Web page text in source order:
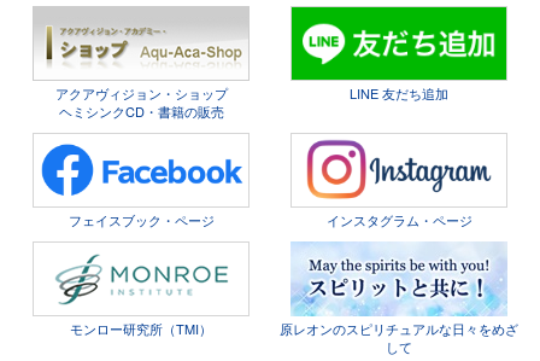
アクアヴィジョン・ショップ
ヘミシンクCD・書籍の販売
LINE 友だち追加
フェイスブック・ページ インスタグラム・ページ
モンロー研究所（TMI）
原レオンのスピリチュアルな日々をめざ
して